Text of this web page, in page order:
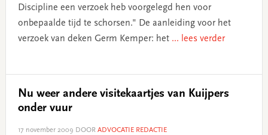
Discipline een verzoek heb voorgelegd hen voor
onbepaalde tijd te schorsen." De aanleiding voor het
verzoek van deken Germ Kemper: het ... lees verder
Nu weer andere visitekaartjes van Kuijpers
onder vuur
17 november 2009 DOOR ADVOCATIE REDACTIE